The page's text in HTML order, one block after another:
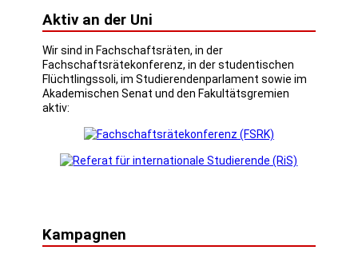
Aktiv an der Uni
Wir sind in Fachschaftsräten, in der
Fachschaftsrätekonferenz, in der studentischen
Flüchtlingssoli, im Studierendenparlament sowie im
Akademischen Senat und den Fakultätsgremien
aktiv:
Kampagnen